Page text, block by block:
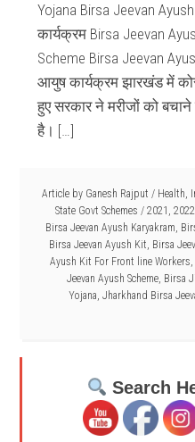
Yojana Birsa Jeevan
कार्यक्रम Birsa Jeevan
Scheme Birsa Jeevan
आयुष कार्यक्रम झारखंड में
हुए सरकार ने मरीजों को
है। […]
Article by Ganesh Rajput / Health,
State Govt Schemes / 2021 , 2022
Birsa Jeevan Ayush Karyakram,
Birsa Jeevan Ayush Kit, Birsa
Ayush Kit For Front line Workers,
Jeevan Ayush Scheme, Birsa
Yojana, Jharkhand Birsa
Search